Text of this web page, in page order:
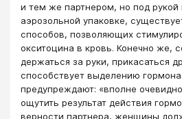
и тем же партнером, но под рукой
аэрозольной упаковке,
способов, позволяющих
окситоцина в кровь. Конечно же,
держаться за руки, прикасаться
способствует выделению
предупреждают: «вполне
ощутить результат действия
верности партнера, женщины